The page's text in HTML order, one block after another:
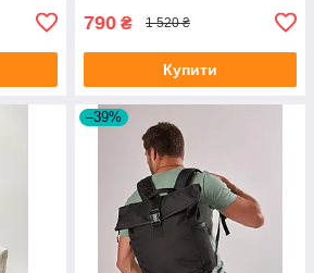
790 ₴ 1 520 ₴
Купити
–39%